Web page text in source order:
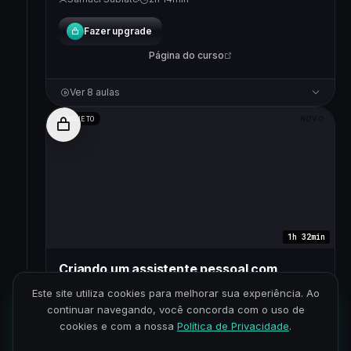
evolui.
Fazer upgrade
Página do curso
Ver 8 aulas
PROJETO
1h 32min
Criando um assistente pessoal com
Configure um agente pessoal com OpenClaw que
Este site utiliza cookies para melhorar sua experiência. Ao
continuar navegando, você concorda com o uso de
cookies e com a nossa Política de Privacidade.